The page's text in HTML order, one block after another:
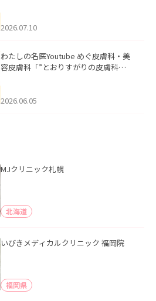
た。
2026.07.10
わたしの名医Youtube めぐ皮膚科・美
容皮膚科「”とおりすがりの皮膚科
2026.06.05
MJクリニック札幌
北海道
いびきメディカルクリニック 福岡院
福岡県